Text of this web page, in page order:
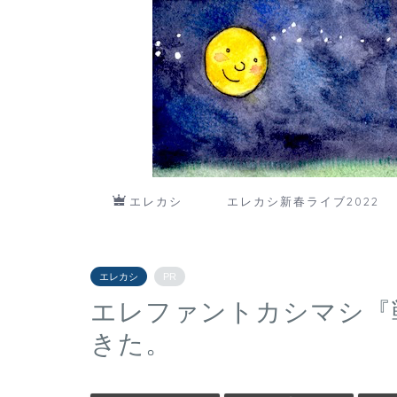
エレカシ エレカシ新春ライブ2022
エレカシ PR
エレファントカシマシ
きた。